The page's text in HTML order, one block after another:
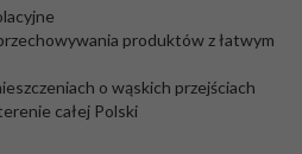
produktów z łatwym
o wąskich przejściach
całej Polski